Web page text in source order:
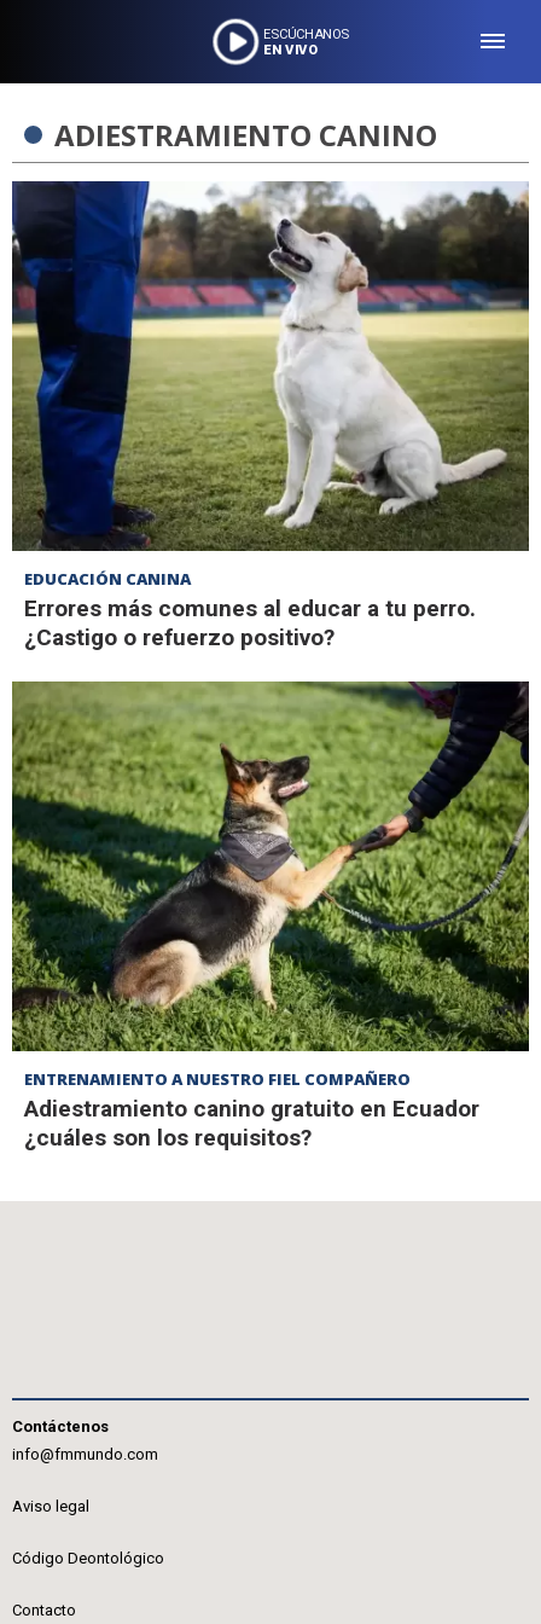
ESCÚCHANOS
EN VIVO
ADIESTRAMIENTO CANINO
EDUCACIÓN CANINA
Errores más comunes al educar a tu perro.
¿Castigo o refuerzo positivo?
ENTRENAMIENTO A NUESTRO FIEL COMPAÑERO
Adiestramiento canino gratuito en Ecuador
¿cuáles son los requisitos?
Contáctenos
info@fmmundo.com
Aviso legal
Código Deontológico
Contacto